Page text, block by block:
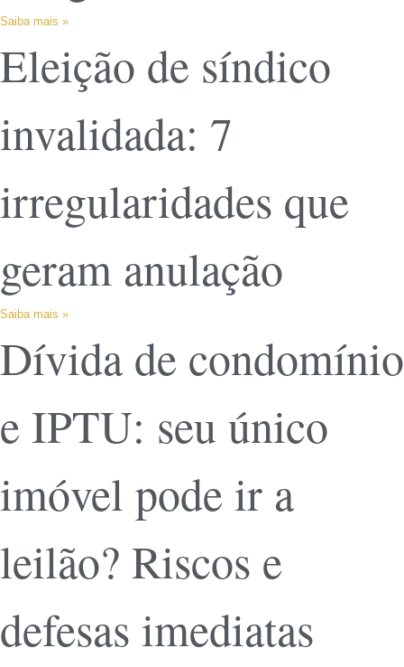
Saiba mais »
Eleição de síndico
invalidada: 7
irregularidades que
geram anulação
Saiba mais »
Dívida de condomínio
e IPTU: seu único
imóvel pode ir a
leilão? Riscos e
defesas imediatas